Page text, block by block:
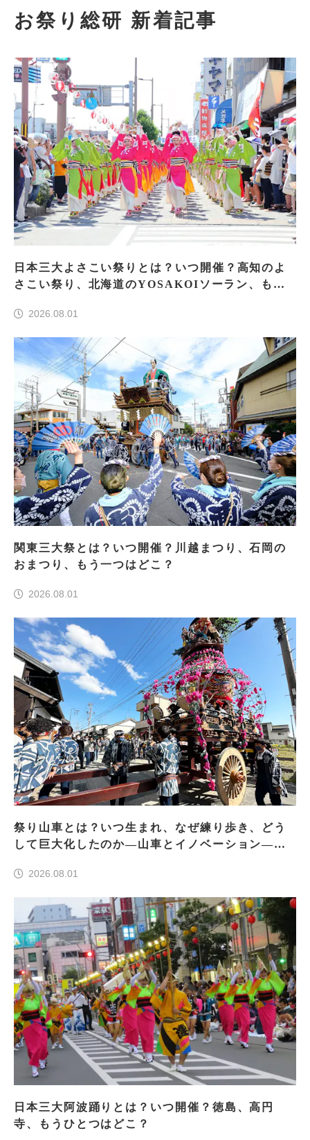
お祭り総研 新着記事
日本三大よさこい祭りとは？いつ開催？高知のよ
さこい祭り、北海道のYOSAKOIソーラン、もう
2026.08.01
関東三大祭とは？いつ開催？川越まつり、石岡の
おまつり、もう一つはどこ？
2026.08.01
祭り山車とは？いつ生まれ、なぜ練り歩き、どう
して巨大化したのか―山車とイノベーション―＜
2026.08.01
日本三大阿波踊りとは？いつ開催？徳島、高円
寺、もうひとつはどこ？